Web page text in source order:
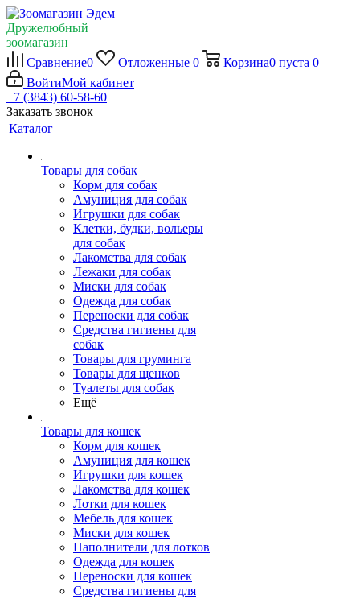
Дружелюбный
зоомагазин
Сравнение0 Отложенные 0 Корзина0 пуста 0
ВойтиМой кабинет
+7 (3843) 60-58-60
Заказать звонок
Каталог
Товары для собак
Корм для собак
Амуниция для собак
Игрушки для собак
Клетки, будки, вольеры
для собак
Лакомства для собак
Лежаки для собак
Миски для собак
Одежда для собак
Переноски для собак
Средства гигиены для
собак
Товары для груминга
Товары для щенков
Туалеты для собак
Ещё
Товары для кошек
Корм для кошек
Амуниция для кошек
Игрушки для кошек
Лакомства для кошек
Лотки для кошек
Мебель для кошек
Миски для кошек
Наполнители для лотков
Одежда для кошек
Переноски для кошек
Средства гигиены для